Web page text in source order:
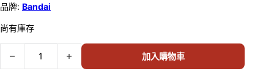
品牌: Bandai
尚有庫存
BANDAI模型 FRS [GQUUUUUUX] NYAAN 68690 數量
加入購物車